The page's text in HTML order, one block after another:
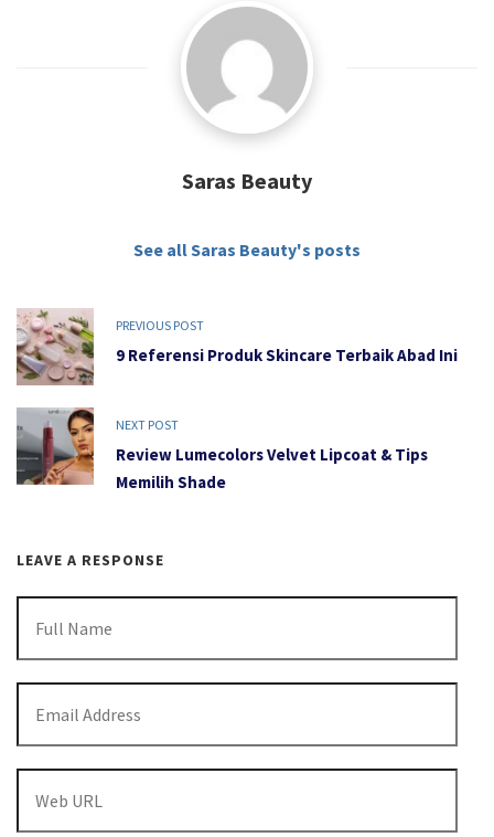
Saras Beauty
See all Saras Beauty's posts
PREVIOUS POST
9 Referensi Produk Skincare Terbaik Abad Ini
NEXT POST
Review Lumecolors Velvet Lipcoat & Tips
Memilih Shade
LEAVE A RESPONSE